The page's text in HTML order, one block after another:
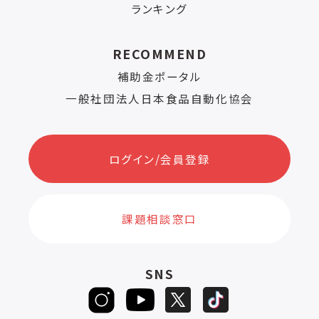
ランキング
RECOMMEND
補助金ポータル
一般社団法人日本食品自動化協会
ログイン/会員登録
課題相談窓口
SNS